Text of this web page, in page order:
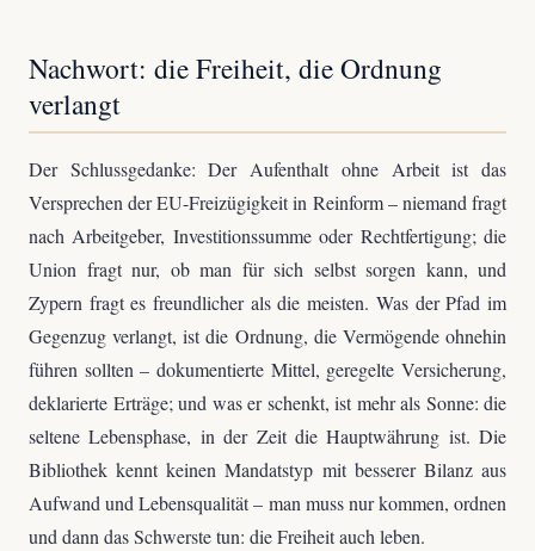
Nachwort: die Freiheit, die Ordnung
verlangt
Der Schlussgedanke: Der Aufenthalt ohne Arbeit ist das
Versprechen der EU-Freizügigkeit in Reinform – niemand fragt
nach Arbeitgeber, Investitionssumme oder Rechtfertigung; die
Union fragt nur, ob man für sich selbst sorgen kann, und
Zypern fragt es freundlicher als die meisten. Was der Pfad im
Gegenzug verlangt, ist die Ordnung, die Vermögende ohnehin
führen sollten – dokumentierte Mittel, geregelte Versicherung,
deklarierte Erträge; und was er schenkt, ist mehr als Sonne: die
seltene Lebensphase, in der Zeit die Hauptwährung ist. Die
Bibliothek kennt keinen Mandatstyp mit besserer Bilanz aus
Aufwand und Lebensqualität – man muss nur kommen, ordnen
und dann das Schwerste tun: die Freiheit auch leben.